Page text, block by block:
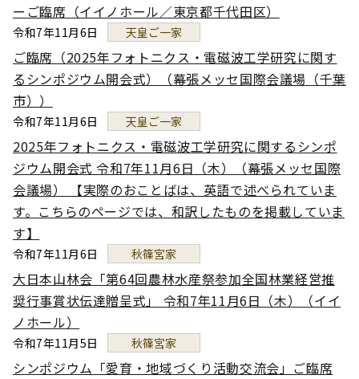
ーご臨席（イイノホール／東京都千代田区）
令和7年11月6日 天皇ご一家
ご臨席（2025年フォトニクス・電磁波工学研究に関す
るシンポジウム開会式）（幕張メッセ国際会議場（千葉
市））
令和7年11月6日 天皇ご一家
2025年フォトニクス・電磁波工学研究に関するシンポ
ジウム開会式 令和7年11月6日（木）（幕張メッセ国際
会議場） 【実際のおことばは、英語で述べられていま
す。こちらのページでは、和訳したものを掲載していま
す】
令和7年11月6日 秋篠宮家
大日本山林会「第64回農林水産祭参加全国林業経営推
奨行事賞状伝達贈呈式」 令和7年11月6日（木）（イイ
ノホール）
令和7年11月5日 秋篠宮家
シンポジウム「愛育・地域づくり活動交流会」ご臨席